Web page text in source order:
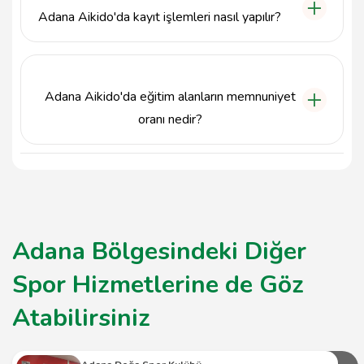
Adana Aikido'da kayıt işlemleri nasıl yapılır?
bilgi alabilirsiniz.
Adana Aikido'da eğitim alanların memnuniyet
oranı nedir?
Adana Aikido, müşterilerinden olumlu geri dönüşler
Adana Bölgesindeki Diğer
Spor Hizmetlerine de Göz
Atabilirsiniz